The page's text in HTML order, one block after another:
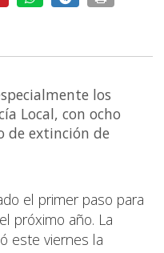
los
Local, con ocho
de extinción de
el primer paso para
próximo año. La
este viernes la